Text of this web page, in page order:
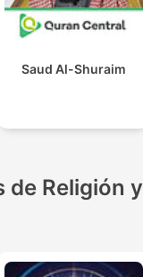
Saud Al-Shuraim
Religión y